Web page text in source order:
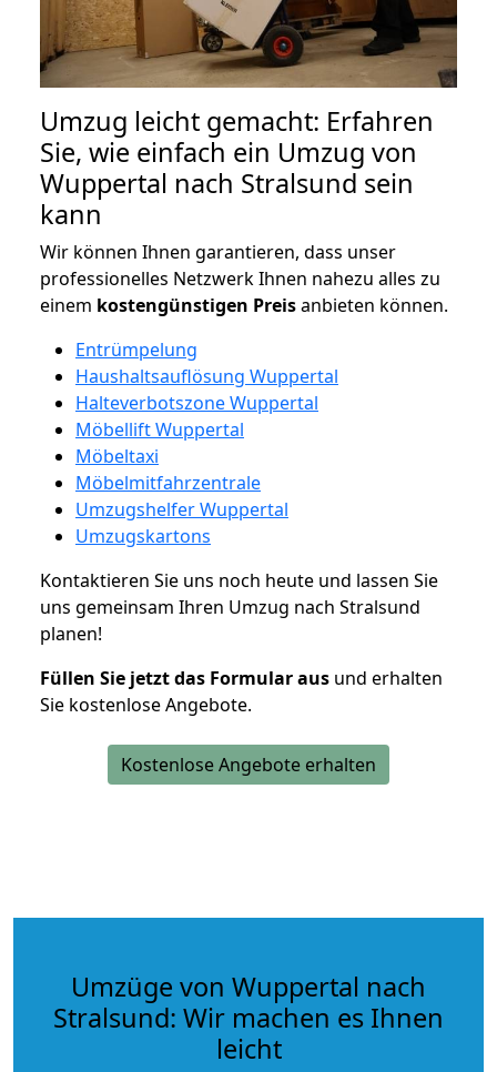
Umzug leicht gemacht: Erfahren
Sie, wie einfach ein Umzug von
Wuppertal nach Stralsund sein
kann
Wir können Ihnen garantieren, dass unser
professionelles Netzwerk Ihnen nahezu alles zu
einem kostengünstigen Preisanbieten können.
Entrümpelung
Haushaltsauflösung Wuppertal
Halteverbotszone Wuppertal
Möbellift Wuppertal
Möbeltaxi
Möbelmitfahrzentrale
Umzugshelfer Wuppertal
Umzugskartons
Kontaktieren Sie uns noch heute und lassen Sie
uns gemeinsam Ihren Umzug nach Stralsund
planen!
Füllen Sie jetzt das Formular aus und erhalten
Sie kostenlose Angebote.
Kostenlose Angebote erhalten
Umzüge von Wuppertal nach
Stralsund: Wir machen es Ihnen
leicht